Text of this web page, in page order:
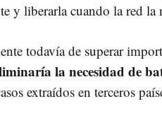
y liberarla cuando la red la
todavía de superar
la necesidad de
extraídos en terceros